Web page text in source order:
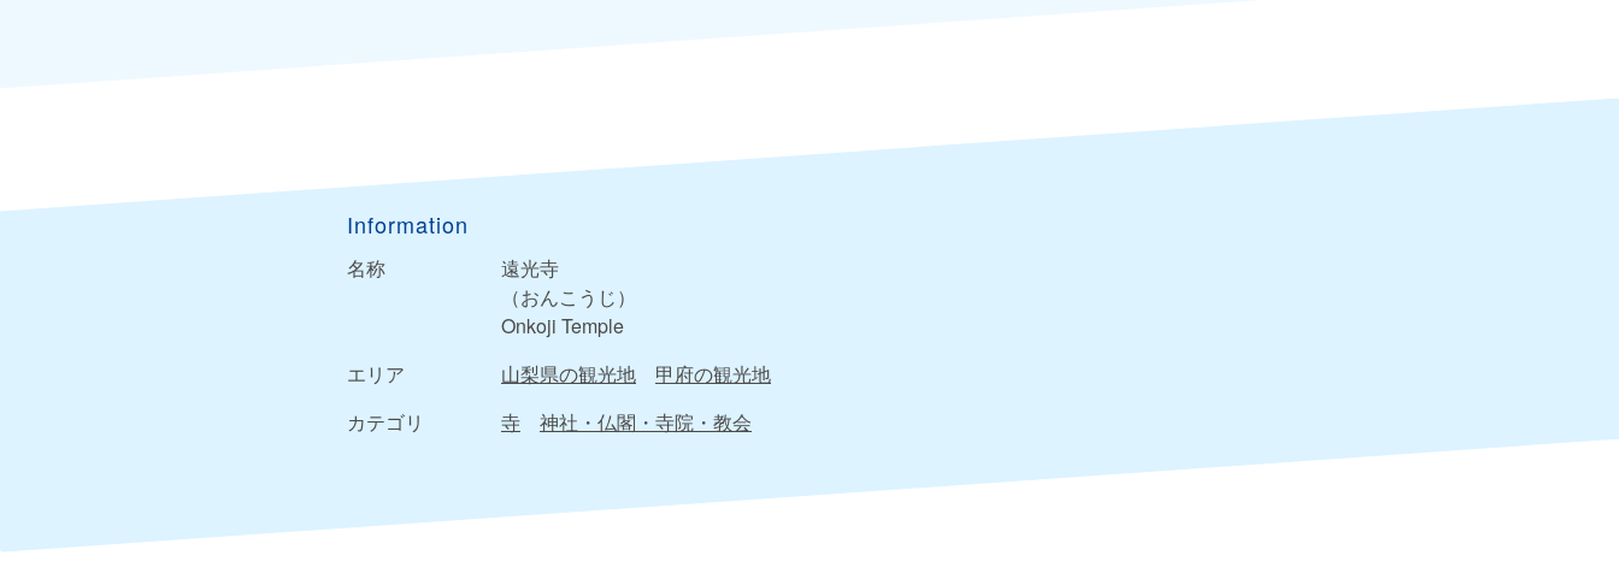
Information
名称
遠光寺
（おんこうじ）
Onkoji Temple
エリア
山梨県の観光地
甲府の観光地
カテゴリ
寺 神社・仏閣・寺院・教会